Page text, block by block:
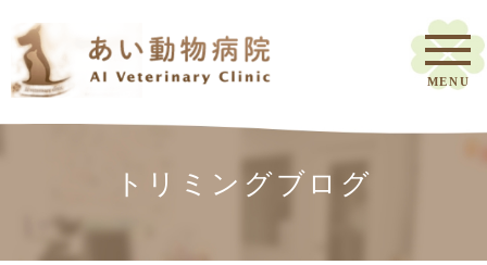
トリミングブログ